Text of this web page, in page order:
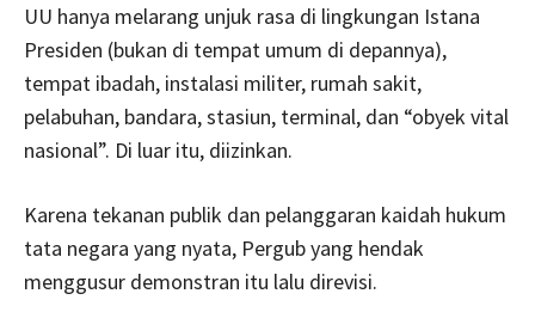
UU hanya melarang unjuk rasa di lingkungan Istana
Presiden (bukan di tempat umum di depannya),
tempat ibadah, instalasi militer, rumah sakit,
pelabuhan, bandara, stasiun, terminal, dan “obyek vital
nasional”. Di luar itu, diizinkan.
Karena tekanan publik dan pelanggaran kaidah hukum
tata negara yang nyata, Pergub yang hendak
menggusur demonstran itu lalu direvisi.